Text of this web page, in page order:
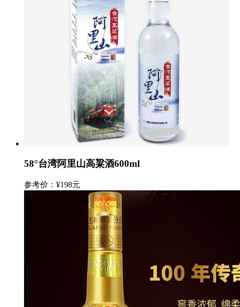
58°台湾阿里山高粱酒600ml
参考价：¥198元